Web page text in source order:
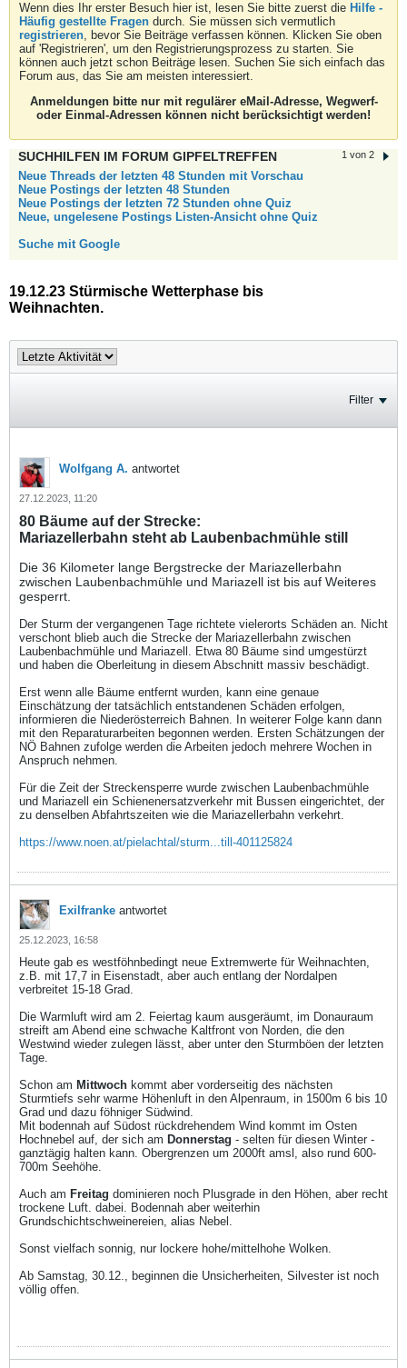
Wenn dies Ihr erster Besuch hier ist, lesen Sie bitte zuerst die Hilfe -
Häufig gestellte Fragen durch. Sie müssen sich vermutlich
registrieren, bevor Sie Beiträge verfassen können. Klicken Sie oben
auf 'Registrieren', um den Registrierungsprozess zu starten. Sie
können auch jetzt schon Beiträge lesen. Suchen Sie sich einfach das
Forum aus, das Sie am meisten interessiert.
Anmeldungen bitte nur mit regulärer eMail-Adresse, Wegwerf-
oder Einmal-Adressen können nicht berücksichtigt werden!
1 von 2
SUCHHILFEN IM FORUM GIPFELTREFFEN
Neue Threads der letzten 48 Stunden mit Vorschau
Neue Postings der letzten 48 Stunden
Neue Postings der letzten 72 Stunden ohne Quiz
Neue, ungelesene Postings Listen-Ansicht ohne Quiz
Suche mit Google
19.12.23 Stürmische Wetterphase bis
Weihnachten.
Filter
Wolfgang A. antwortet
27.12.2023, 11:20
80 Bäume auf der Strecke:
Mariazellerbahn steht ab Laubenbachmühle still
Die 36 Kilometer lange Bergstrecke der Mariazellerbahn
zwischen Laubenbachmühle und Mariazell ist bis auf Weiteres
gesperrt.
Der Sturm der vergangenen Tage richtete vielerorts Schäden an. Nicht
verschont blieb auch die Strecke der Mariazellerbahn zwischen
Laubenbachmühle und Mariazell. Etwa 80 Bäume sind umgestürzt
und haben die Oberleitung in diesem Abschnitt massiv beschädigt.
Erst wenn alle Bäume entfernt wurden, kann eine genaue
Einschätzung der tatsächlich entstandenen Schäden erfolgen,
informieren die Niederösterreich Bahnen. In weiterer Folge kann dann
mit den Reparaturarbeiten begonnen werden. Ersten Schätzungen der
NÖ Bahnen zufolge werden die Arbeiten jedoch mehrere Wochen in
Anspruch nehmen.
Für die Zeit der Streckensperre wurde zwischen Laubenbachmühle
und Mariazell ein Schienenersatzverkehr mit Bussen eingerichtet, der
zu denselben Abfahrtszeiten wie die Mariazellerbahn verkehrt.
https://www.noen.at/pielachtal/sturm...till-401125824
Exilfranke antwortet
25.12.2023, 16:58
Heute gab es westföhnbedingt neue Extremwerte für Weihnachten,
z.B. mit 17,7 in Eisenstadt, aber auch entlang der Nordalpen
verbreitet 15-18 Grad.
Die Warmluft wird am 2. Feiertag kaum ausgeräumt, im Donauraum
streift am Abend eine schwache Kaltfront von Norden, die den
Westwind wieder zulegen lässt, aber unter den Sturmböen der letzten
Tage.
Schon am Mittwoch kommt aber vorderseitig des nächsten
Sturmtiefs sehr warme Höhenluft in den Alpenraum, in 1500m 6 bis 10
Grad und dazu föhniger Südwind.
Mit bodennah auf Südost rückdrehendem Wind kommt im Osten
Hochnebel auf, der sich am Donnerstag - selten für diesen Winter -
ganztägig halten kann. Obergrenzen um 2000ft amsl, also rund 600-
700m Seehöhe.
Auch am Freitag dominieren noch Plusgrade in den Höhen, aber recht
trockene Luft. dabei. Bodennah aber weiterhin
Grundschichtschweinereien, alias Nebel.
Sonst vielfach sonnig, nur lockere hohe/mittelhohe Wolken.
Ab Samstag, 30.12., beginnen die Unsicherheiten, Silvester ist noch
völlig offen.